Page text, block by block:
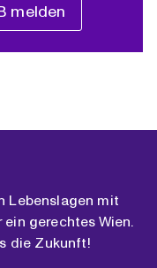
melden
Lebenslagen mit
gerechtes Wien.
die Zukunft!